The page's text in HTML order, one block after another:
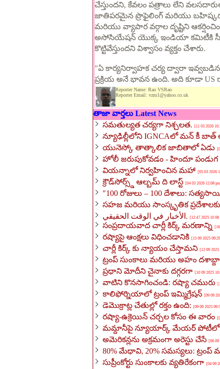
చేస్తుందని, కేవలం పత్రాలు లేని
జాతిపరమైన ప్రొఫైలింగ్ మరియు
మరియు వ్యాపార వర్గాల దృష్టిని
అసోసియేషన్ యొక్క ఇండియా కమిటీకి
కొట్టివేస్తుందని విశ్వాసం వ్యక్తం చేశారు.
"ఏ కార్యనిర్వాహక చర్య ద్వారా
ప్రక్రియ అనే భావన ఉంది. అది కూడా
Reporter Name: Rao VSRao
Reporter Email: vzm1@yahoo.co.uk
తాజా వార్తలు Latest News
సమతుల్యత చర్యగా నిశ్చలత.
[11 03 2026
న్యూఢిల్లీలోని IGNCAలో మన్ కీ బాత్
యునెస్కో తాత్కాలిక జాబితాలో ఏడు
హోలీ జరుపుకోవడం - హిందూ పండుగ
వియన్నాలో నిర్వహించిన మహా [05 03 2026
క్రౌడ్‌సోర్స్డ్ ఆల్బమ్ ది లాస్ట్ [04 03 2026 12:08
"100 రోజులు – 100 దేశాలు:
సహజ మరియు సాంస్కృతిక ప్రదేశాలకు
الأخبار في الوقت الحقيقي.
సంప్రదాయవాద చార్లీ కిర్క్ మరణాన్ని
రష్యాపై ఆంక్షలు విధించడానికి [15 09 2025
చార్లీ కిర్క్ కు న్యాయం చేస్తామని [12 09 2025
ట్రంప్ సుంకాలు మరియు అహం
ప్రధాని మోదీని చైనాకు దగ్గరగా [10 09 2025
వాటిని కొనసాగించండి: రష్యా చమురు
కాలిఫోర్నియాలో ట్రంప్ ఇమ్మిగ్రేషన్ [09 09
డెమొక్రాట్ల చేతుల్లో రక్తం ఉంది: [09 09 2025
రష్యా-ఉక్రెయిన్ చర్చల కోసం ఈ వారం
మమ్దానీపై న్యూయార్క్ మేయర్ పోటీలో
అమెరికన్లను అక్రమంగా అరెస్టు చేసే [06 09
80% మేధావి, 20% సమస్యలు: ట్రంప్
సుప్రీంకోర్టు సుంకాలకు వ్యతిరేకంగా [04 09